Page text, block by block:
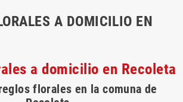
A DOMICILIO EN
a domicilio en Recoleta
florales en la comuna de